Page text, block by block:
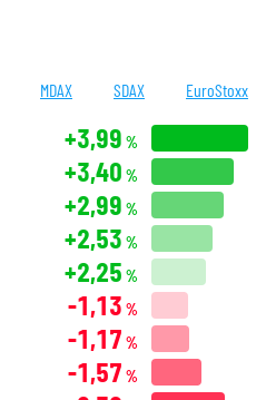
MDAX SDAX EuroStoxx
+3,99 %
+3,40 %
+2,99 %
+2,53 %
+2,25 %
-1,13 %
-1,17 %
-1,57 %